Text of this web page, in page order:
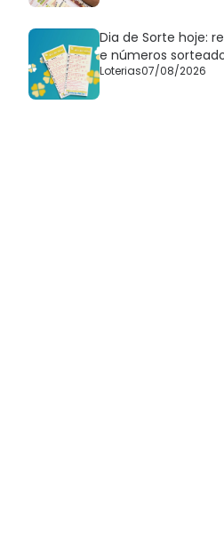
Dia de Sorte hoje:
e números
Loterias07/08/2026